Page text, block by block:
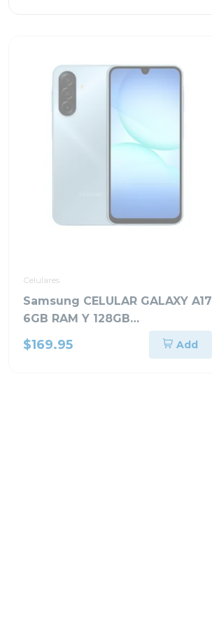
Celulares
Samsung CELULAR GALAXY A17
6GB RAM Y 128GB
ALMACENAMIENTO AZUL
CLARO A175FLB
$169.95 Add